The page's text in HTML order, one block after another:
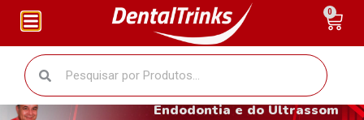
O fantástico mundo da
Endodontia e do Ultrassom
0